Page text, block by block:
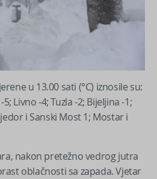
u 13.00 sati (°C) iznosile su:
Livno -4; Tuzla -2; Bijeljina -1;
i Sanski Most 1; Mostar i
nakon pretežno vedrog jutra
oblačnosti sa zapada. Vjetar